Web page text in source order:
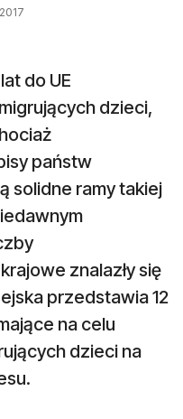
do UE
dzieci,
państw
solidne ramy takiej
znalazły się
przedstawia 12
na celu
dzieci na